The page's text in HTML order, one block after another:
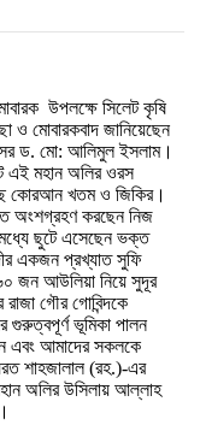
উপলক্ষে সিলেট কৃষি
ও মোবারকবাদ জানিয়েছেন
ড. মো: আলিমুল ইসলাম।
এই মহান অলির ওরস
কোরআন খতম ও জিকির।
অংশগ্রহণ করছেন নিজ
ছুটে এসেছেন ভক্ত
একজন প্রখ্যাত সুফি
জন আউলিয়া নিয়ে সুদূর
গৌর গোবিন্দকে
গুরুত্বপূর্ণ ভূমিকা পালন
এবং আমাদের সকলকে
শাহজালাল (রহ.)-এর
অলির উসিলায় আল্লাহ